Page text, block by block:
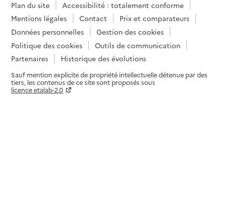
Plan du site
Accessibilité : totalement conforme
Mentions légales
Contact
Prix et comparateurs
Données personnelles
Gestion des cookies
Politique des cookies
Outils de communication
Partenaires
Historique des évolutions
Sauf mention explicite de propriété intellectuelle détenue par des
tiers, les contenus de ce site sont proposés sous
licence etalab-2.0